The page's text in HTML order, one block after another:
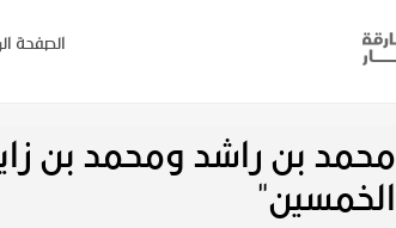
الصفحة
محمد بن راشد ومحمد بن
الخمسين"